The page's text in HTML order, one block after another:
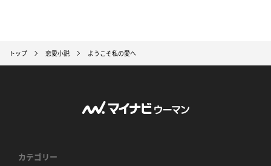
トップ 恋愛小説 ようこそ私の愛へ
カテゴリー